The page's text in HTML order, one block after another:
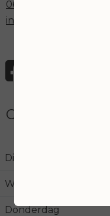
06 43030551
info@joanskincare.nl
Openingstijden
Dinsdag
Woensdag
Donderdag